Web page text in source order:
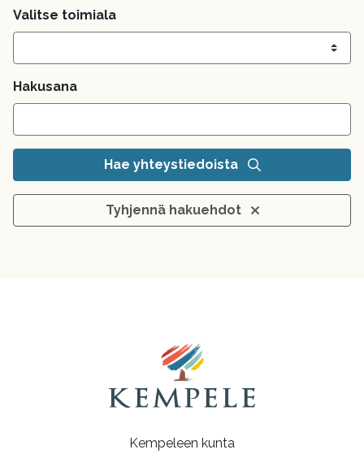
Valitse toimiala
Hakusana
Hae yhteystiedoista
Tyhjennä hakuehdot
Kempeleen kunta